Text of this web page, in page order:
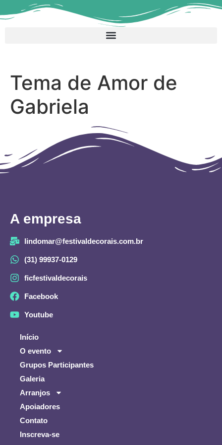
Tema de Amor de
Gabriela
A empresa
lindomar@festivaldecorais.com.br
(31) 99937-0129
ficfestivaldecorais
Facebook
Youtube
Início
O evento
Grupos Participantes
Galeria
Arranjos
Apoiadores
Contato
Inscreva-se